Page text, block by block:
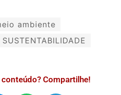
ambiente
SUSTENTABILIDADE
Compartilhe!